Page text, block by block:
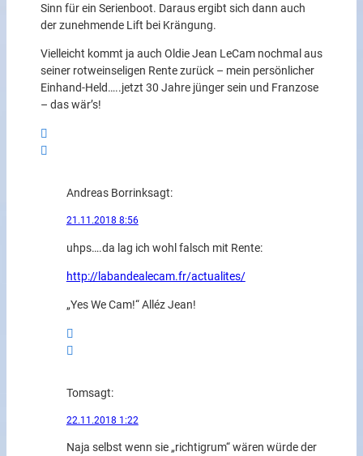
Sinn für ein Serienboot. Daraus ergibt sich dann auch
der zunehmende Lift bei Krängung.
Vielleicht kommt ja auch Oldie Jean LeCam nochmal aus
seiner rotweinseligen Rente zurück – mein persönlicher
Einhand-Held…..jetzt 30 Jahre jünger sein und Franzose
– das wär’s!
Andreas Borrinksagt:
21.11.2018 8:56
uhps….da lag ich wohl falsch mit Rente:
http://labandealecam.fr/actualites/
„Yes We Cam!“ Alléz Jean!
Tomsagt:
22.11.2018 1:22
Naja selbst wenn sie „richtigrum“ wären würde der